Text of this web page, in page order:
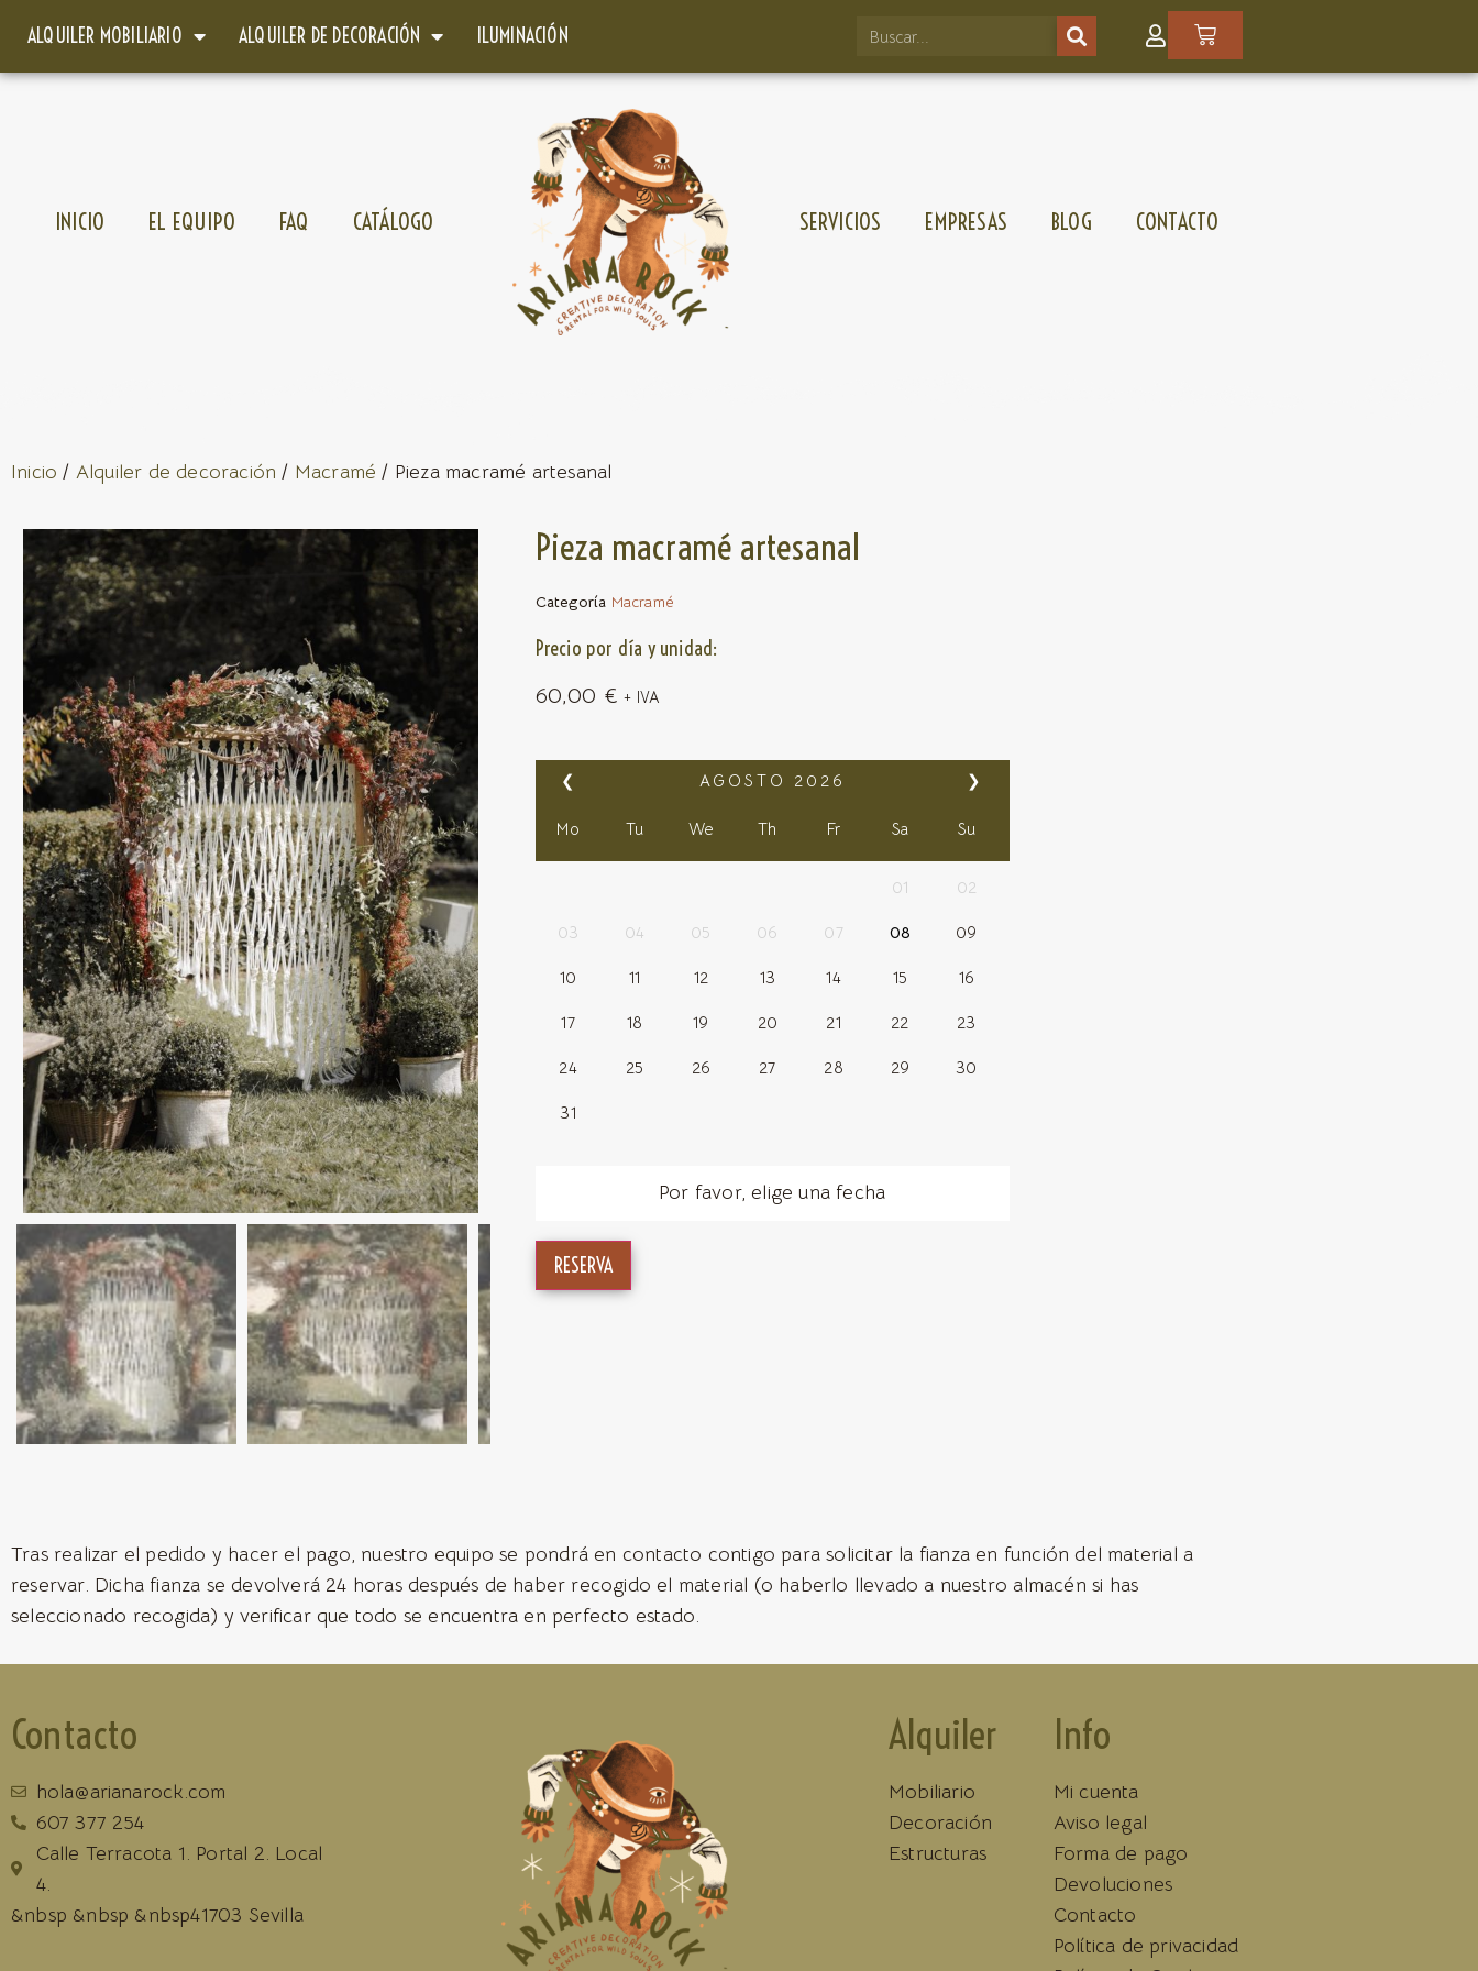
ALQUILER MOBILIARIO ALQUILER DE DECORACIÓN ILUMINACIÓN
INICIO EL EQUIPO FAQ CATÁLOGO SERVICIOS EMPRESAS BLOG CONTACTO
Inicio / Alquiler de decoración / Macramé / Pieza macramé artesanal
Pieza macramé artesanal
Categoría Macramé
Precio por día y unidad:
60,00 € + IVA
❮ ❯
AGOSTO 2026
Mo Tu We Th Fr Sa Su
01 02
03 04 05 06 07 08 09
10 11 12 13 14 15 16
17 18 19 20 21 22 23
24 25 26 27 28 29 30
31
Por favor, elige una fecha
RESERVA
Tras realizar el pedido y hacer el pago, nuestro equipo se pondrá en contacto contigo para solicitar la fianza en función del material a
reservar. Dicha fianza se devolverá 24 horas después de haber recogido el material (o haberlo llevado a nuestro almacén si has
seleccionado recogida) y verificar que todo se encuentra en perfecto estado.
Contacto
hola@arianarock.com
607 377 254
Calle Terracota 1. Portal 2. Local
4.
&nbsp &nbsp &nbsp41703 Sevilla
Alquiler
Mobiliario
Decoración
Estructuras
Info
Mi cuenta
Aviso legal
Forma de pago
Devoluciones
Contacto
Política de privacidad